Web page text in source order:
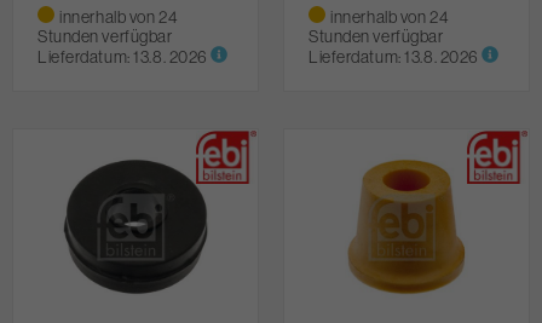
innerhalb von 24
Stunden verfügbar
Lieferdatum:13.8. 2026
innerhalb von 24
Stunden verfügbar
Lieferdatum:13.8. 2026